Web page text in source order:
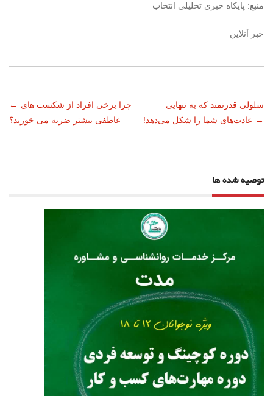
منبع: پایکاه خبری تحلیلی انتخاب
خبر آنلاین
ناوبری
← چرا برخی افراد از شکست های
عاطفی بیشتر ضربه می خورند؟
سلولی قدرتمند که به تنهایی
عادت‌های شما را شکل می‌دهد! →
توصیه شده ها